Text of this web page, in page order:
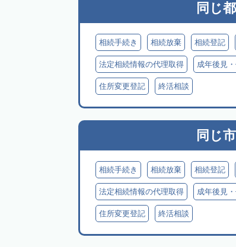
同じ
相続手続き 相続放棄 相続登記
法定相続情報の代理取得 成年後見
住所変更登記 終活相談
同じ
相続手続き 相続放棄 相続登記
法定相続情報の代理取得 成年後見
住所変更登記 終活相談